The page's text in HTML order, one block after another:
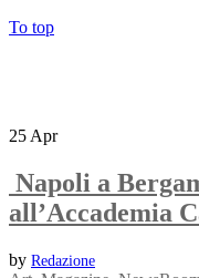
To top
25 Apr
Napoli a
all’Accademia
by Redazione